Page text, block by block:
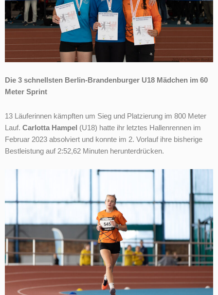
Die 3 schnellsten Berlin-Brandenburger U18 Mädchen im 60
Meter Sprint
13 Läuferinnen kämpften um Sieg und Platzierung im 800 Meter
Lauf. Carlotta Hampel (U18) hatte ihr letztes Hallenrennen im
Februar 2023 absolviert und konnte im 2. Vorlauf ihre bisherige
Bestleistung auf 2:52,62 Minuten herunterdrücken.